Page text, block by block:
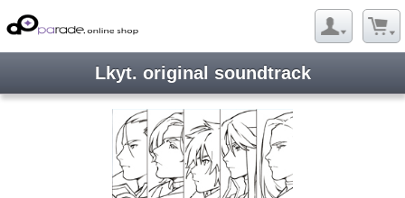
Lkyt. original soundtrack